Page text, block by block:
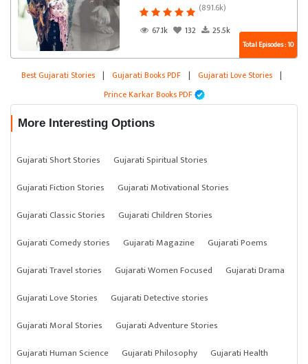
(891.6k)
67.1k
132 25.5k
Total Episodes : 10
Best Gujarati Stories | Gujarati Books PDF | Gujarati Love Stories |
Prince Karkar Books PDF
More Interesting Options
Gujarati Short Stories
Gujarati Spiritual Stories
Gujarati Fiction Stories
Gujarati Motivational Stories
Gujarati Classic Stories
Gujarati Children Stories
Gujarati Comedy stories
Gujarati Magazine
Gujarati Poems
Gujarati Travel stories
Gujarati Women Focused
Gujarati Drama
Gujarati Love Stories
Gujarati Detective stories
Gujarati Moral Stories
Gujarati Adventure Stories
Gujarati Human Science
Gujarati Philosophy Gujarati Health